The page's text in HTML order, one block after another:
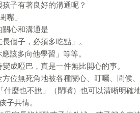
子有著良好的溝通呢？
嘴」
心和溝通是
個子，必須多吃點」。
該多向他學習」等等。
成啞巴，真是一件無比開心的事。
位無死角地被各種關心、叮囑、問候、
什麼也不說」（閉嘴）也可以清晰明確
子共情。